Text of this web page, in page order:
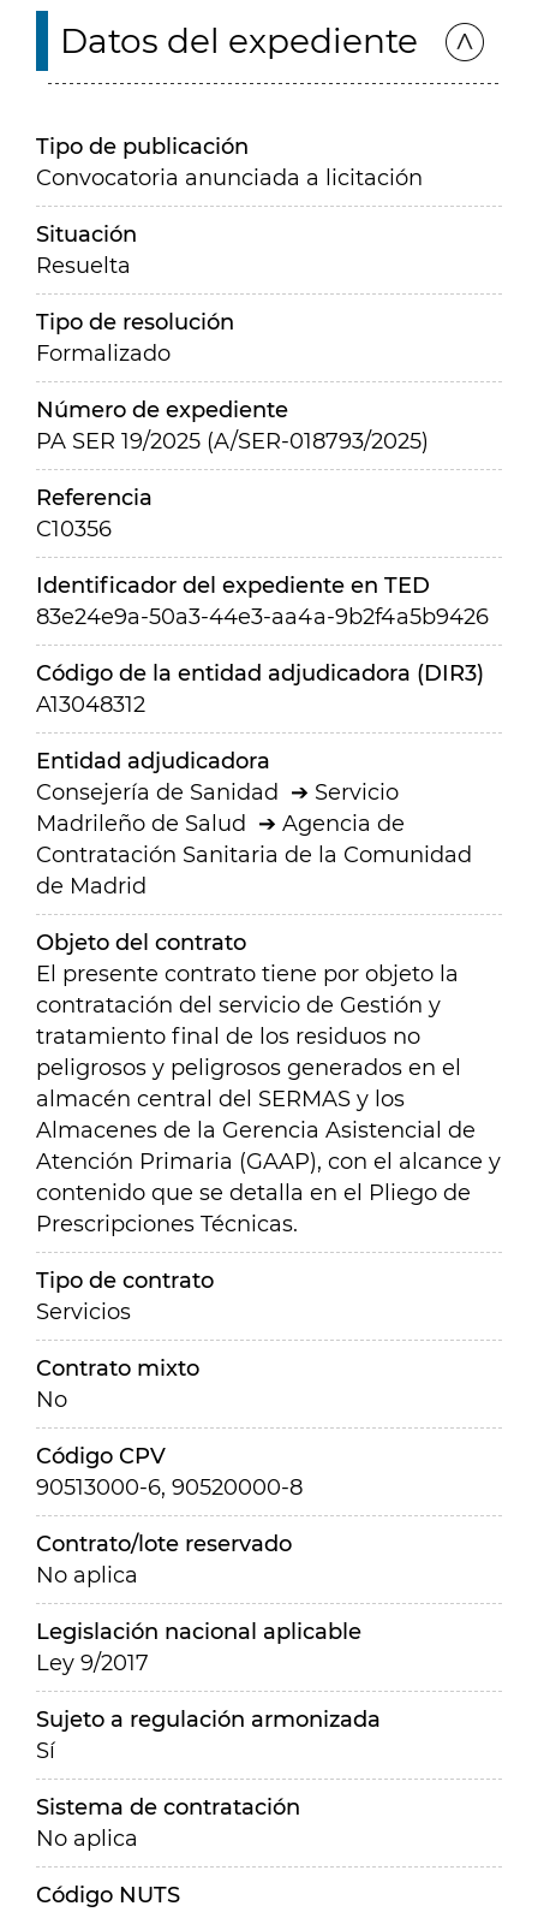
Datos del expediente
Tipo de publicación
Convocatoria anunciada a licitación
Situación
Resuelta
Tipo de resolución
Formalizado
Número de expediente
PA SER 19/2025 (A/SER-018793/2025)
Referencia
C10356
Identificador del expediente en TED
83e24e9a-50a3-44e3-aa4a-9b2f4a5b9426
Código de la entidad adjudicadora (DIR3)
A13048312
Entidad adjudicadora
Consejería de Sanidad
Servicio
Madrileño de Salud
Agencia de
Contratación Sanitaria de la Comunidad
de Madrid
Objeto del contrato
El presente contrato tiene por objeto la
contratación del servicio de Gestión y
tratamiento final de los residuos no
peligrosos y peligrosos generados en el
almacén central del SERMAS y los
Almacenes de la Gerencia Asistencial de
Atención Primaria (GAAP), con el alcance y
contenido que se detalla en el Pliego de
Prescripciones Técnicas.
Tipo de contrato
Servicios
Contrato mixto
No
Código CPV
90513000-6, 90520000-8
Contrato/lote reservado
No aplica
Legislación nacional aplicable
Ley 9/2017
Sujeto a regulación armonizada
Sí
Sistema de contratación
No aplica
Código NUTS